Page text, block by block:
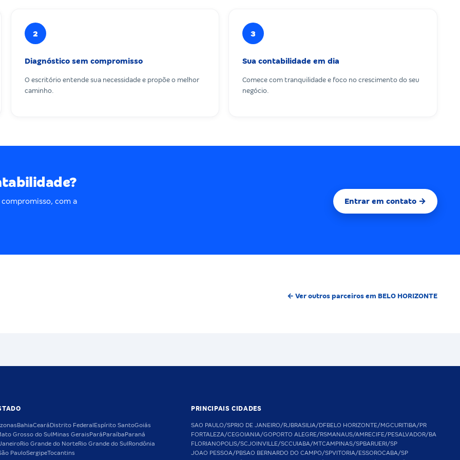
2
Diagnóstico sem compromisso
O escritório entende sua necessidade e propõe o melhor
caminho.
3
Sua contabilidade em dia
Comece com tranquilidade e foco no crescimento do seu
negócio.
com a Entrar em contato →
← Ver outros parceiros em BELO HORIZONTE
BahiaCearáDistrito FederalEspírito SantoGoiás
Grosso do SulMinas GeraisParáParaíbaParaná
Rio Grande do NorteRio Grande do SulRondônia
PauloSergipeTocantins
PRINCIPAIS CIDADES
SAO PAULO/SPRIO DE JANEIRO/RJBRASILIA/DFBELO HORIZONTE/MGCURITIBA/PR
FORTALEZA/CEGOIANIA/GOPORTO ALEGRE/RSMANAUS/AMRECIFE/PESALVADOR/BA
FLORIANOPOLIS/SCJOINVILLE/SCCUIABA/MTCAMPINAS/SPBARUERI/SP
JOAO PESSOA/PBSAO BERNARDO DO CAMPO/SPVITORIA/ESSOROCABA/SP